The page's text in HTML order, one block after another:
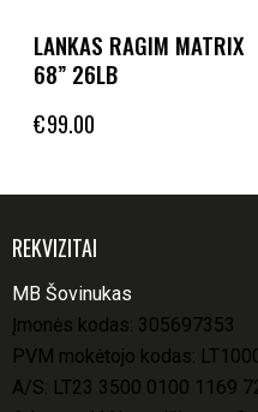
LANKAS RAGIM MATRIX
68” 26LB
€99.00
REKVIZITAI
MB Šovinukas
Įmonės kodas: 305697353
PVM mokėtojo kodas:
A/S: LT23 3500 0100 1169